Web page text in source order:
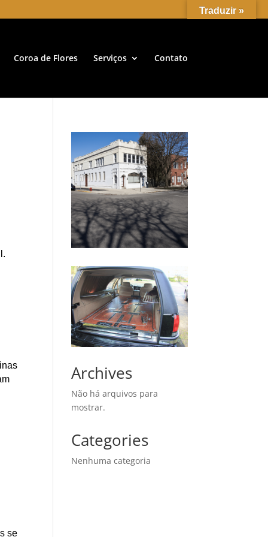
Coroa de Flores Serviços Contato
se
Archives
Não há arquivos para
mostrar.
Categories
Nenhuma categoria
Traduzir »